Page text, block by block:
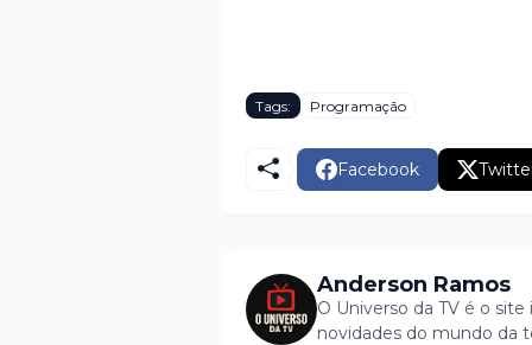
Tags: Programação
Facebook
Anderson Ramos
O Universo da TV é o
novidades do mundo da